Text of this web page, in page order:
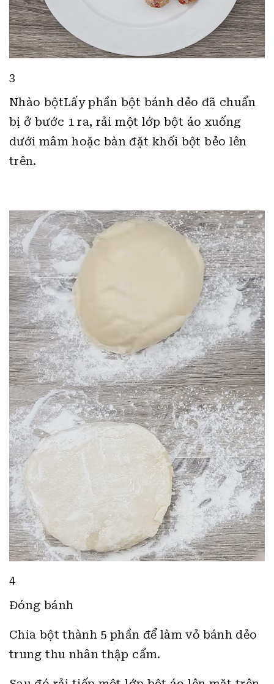
3
Nhào bộtLấy phần bột bánh dẻo đã chuẩn
bị ở bước 1 ra, rải một lớp bột áo xuống
dưới mâm hoặc bàn đặt khối bột bẻo lên
trên.
4
Đóng bánh
Chia bột thành 5 phần để làm vỏ bánh dẻo
trung thu nhân thập cẩm.